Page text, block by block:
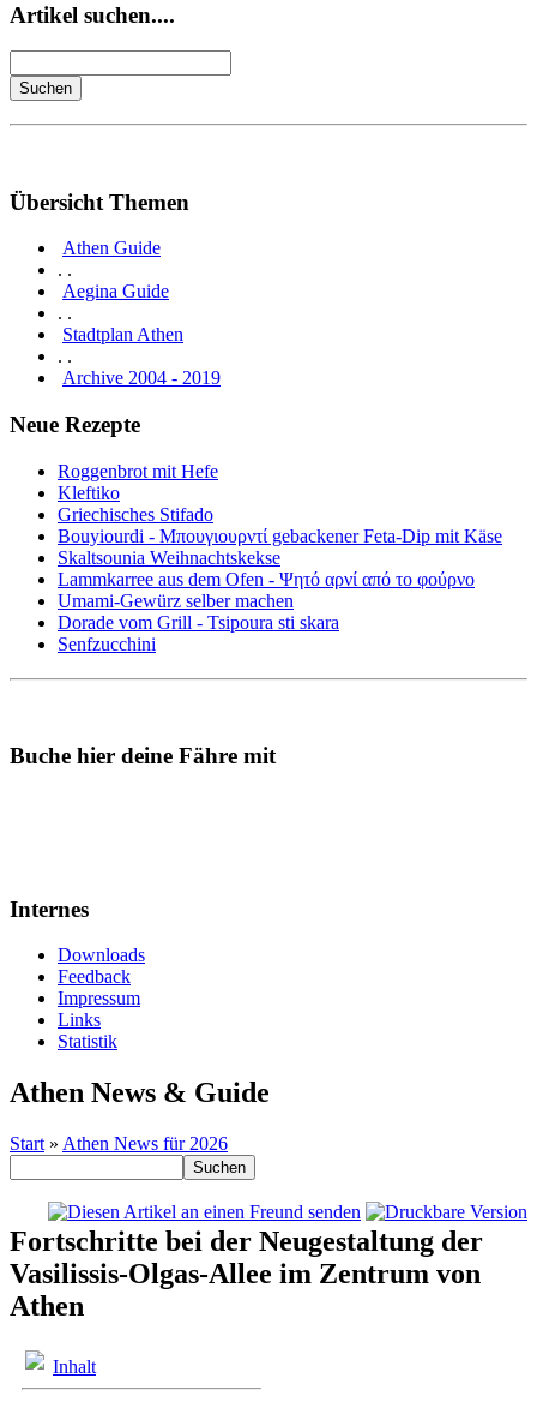
Artikel suchen....
Übersicht Themen
Athen Guide
. .
Aegina Guide
. .
Stadtplan Athen
. .
Archive 2004 - 2019
Neue Rezepte
Roggenbrot mit Hefe
Kleftiko
Griechisches Stifado
Bouyiourdi - Μπουγιουρντί gebackener Feta-Dip mit Käse
Skaltsounia Weihnachtskekse
Lammkarree aus dem Ofen - Ψητό αρνί από το φούρνο
Umami-Gewürz selber machen
Dorade vom Grill - Tsipoura sti skara
Senfzucchini
Buche hier deine Fähre mit
Internes
Downloads
Feedback
Impressum
Links
Statistik
Athen News & Guide
Start » Athen News für 2026
Fortschritte bei der Neugestaltung der
Vasilissis-Olgas-Allee im Zentrum von
Athen
Inhalt